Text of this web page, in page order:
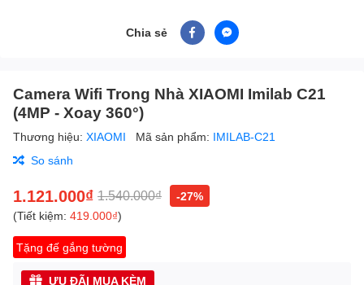
Chia sẻ
Camera Wifi Trong Nhà XIAOMI Imilab C21
(4MP - Xoay 360°)
Thương hiệu: XIAOMI Mã sản phẩm: IMILAB-C21
So sánh
1.121.000₫ 1.540.000₫
-27%
(Tiết kiệm: 419.000₫)
Tặng đế gắng tường
ƯU ĐÃI MUA KÈM